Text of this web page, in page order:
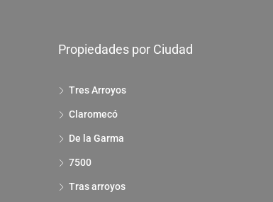
Propiedades por Ciudad
Tres Arroyos
Claromecó
De la Garma
7500
Tras arroyos